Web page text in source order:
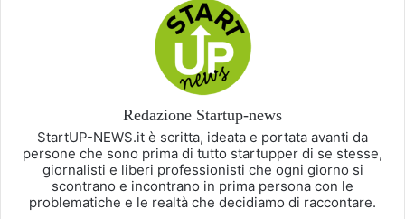
Redazione Startup-news
StartUP-NEWS.it è scritta, ideata e portata avanti da
persone che sono prima di tutto startupper di se stesse,
giornalisti e liberi professionisti che ogni giorno si
scontrano e incontrano in prima persona con le
problematiche e le realtà che decidiamo di raccontare.